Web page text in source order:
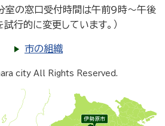
分室の窓口受付時間は午前9時～午後
的に変更しています。）
市の組織
city All Rights Reserved.